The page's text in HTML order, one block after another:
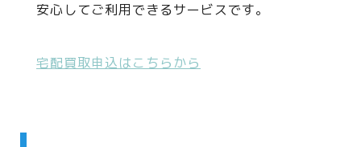
安心してご利用できるサービスです。
宅配買取申込はこちらから